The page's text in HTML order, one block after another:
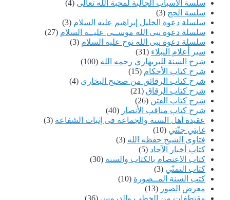
سلسة الأسباب الجالبة لمحبة الله تعالى(4)
سلسة الحج(3)
سلسلة دعوة الخليل إبراهيم عليه السلام(3)
سلسلة دعوة نبى الله موســى عليــه السلام(27)
سلسلة دعوة نبى الله نوح عليه السلام(3)
سير أعلام النبلاء(31)
شرح السنة للبربهاري رحمه الله(100)
شرح كتاب الأحكام(15)
شرح كتاب الرقائق من صحيح البخارى(4)
شرح كتاب الرقاق(21)
شرح كتاب الفتن(26)
شرح كتاب مناقب الأنصار(40)
عقيدة أهل السنة والجماعة فى إثبات الشفاعة(3)
غايتي جنّتي(10)
فتاوى الشيخ حفظه الله(3)
كتاب أخبار الآحاد(5)
كتاب الاعتصام بالكتاب والسنة(30)
كتاب التمنّي(3)
كتب السنة المــصورة (10)
معرض الصور(13)
مقتطفات من الخطب والدروس(36)